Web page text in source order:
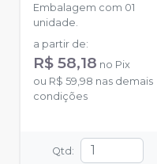
Embalagem com 01
unidade.
a partir de:
R$ 58,18 no Pix
ou R$ 59,98 nas demais
condições
Qtd: